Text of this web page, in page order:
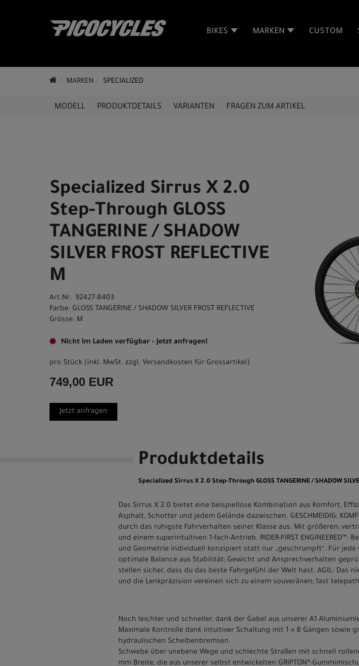
BIKES MARKEN CUSTOM
MARKEN SPECIALIZED
MODELL PRODUKTDETAILS VARIANTEN FRAGEN ZUM ARTIKEL
Specialized Sirrus X 2.0
Step-Through GLOSS
TANGERINE / SHADOW
SILVER FROST REFLECTIVE
M
Art.Nr. 92427-8403
Farbe: GLOSS TANGERINE / SHADOW SILVER FROST REFLECTIVE
Grösse: M
Nicht im Laden verfügbar - Jetzt anfragen!
pro Stück (inkl. MwSt. zzgl. Versandkosten für Grossartikel)
749,00 EUR
Jetzt anfragen
Produktdetails
Specialized Sirrus X 2.0 Step-Through GLOSS TANGERINE / SHADOW
Das Sirrus X 2.0 bietet eine beispiellose Kombination aus Komfort,
Asphalt, Schotter und jedem Gelände dazwischen. GESCHMEIDIG;
durch das ruhigste Fahrverhalten seiner Klasse aus. Mit größeren;
und einem superintuitiven 1-fach-Antrieb. RIDER-FIRST
und Geometrie individuell konzipiert statt nur „geschrumpft“. Für
optimale Balance aus Stabilität; Gewicht und Ansprechverhalten
stellen sicher, dass du das beste Fahrgefühl der Welt hast. AGIL: Das
und die Lenkpräzision vereinen sich zu einem souveränen; fast
Noch leichter und schneller, dank der Gabel aus unserer A1
Maximale Kontrolle dank intuitiver Schaltung mit 1 × 8 Gängen sowie
hydraulischen Scheibenbremsen.
Schwebe über unebene Wege und schlechte Straßen mit schnell
mm Breite, die aus unserer selbst entwickelten GRIPTON®-